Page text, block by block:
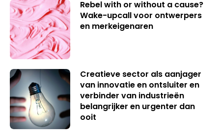
Rebel with or without a cause?
Wake-upcall voor ontwerpers
en merkeigenaren
Creatieve sector als aanjager
van innovatie en ontsluiter en
verbinder van industrieën
belangrijker en urgenter dan
ooit